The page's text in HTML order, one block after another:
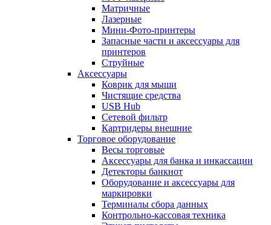
Матричные
Лазерные
Мини-Фото-принтеры
Запасные части и аксессуары для
принтеров
Струйные
Аксессуары
Коврик для мыши
Чистящие средства
USB Hub
Сетевой фильтр
Картридеры внешние
Торговое оборудование
Весы торговые
Аксессуары для банка и инкассации
Детекторы банкнот
Оборудование и аксессуары для
маркировки
Терминалы сбора данных
Контрольно-кассовая техника